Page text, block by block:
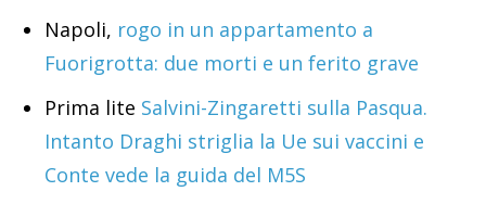
Napoli, rogo in un appartamento a
Fuorigrotta: due morti e un ferito grave
Prima lite Salvini-Zingaretti sulla Pasqua.
Intanto Draghi striglia la Ue sui vaccini e
Conte vede la guida del M5S